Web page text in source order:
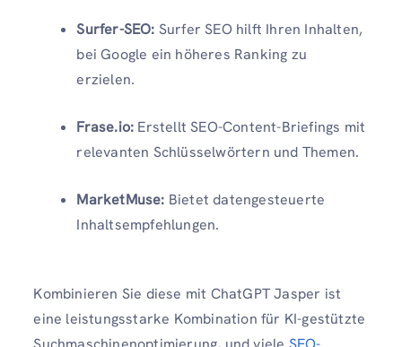
Surfer-SEO: Surfer SEO hilft Ihren Inhalten,
bei Google ein höheres Ranking zu
erzielen.
Frase.io: Erstellt SEO-Content-Briefings mit
relevanten Schlüsselwörtern und Themen.
MarketMuse: Bietet datengesteuerte
Inhaltsempfehlungen.
Kombinieren Sie diese mit ChatGPT Jasper ist
eine leistungsstarke Kombination für KI-gestützte